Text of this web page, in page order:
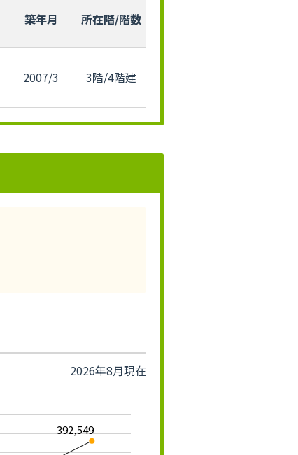
築年月 所在階/階数
2007/3 3階/4階建
2026年8月現在
392,549